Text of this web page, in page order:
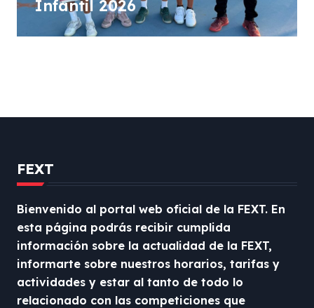
Infantil 2026
FEXT
Bienvenido al portal web oficial de la FEXT. En
esta página podrás recibir cumplida
información sobre la actualidad de la FEXT,
informarte sobre nuestros horarios, tarifas y
actividades y estar al tanto de todo lo
relacionado con las competiciones que